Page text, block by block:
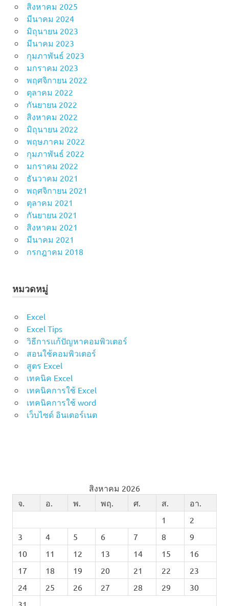
สิงหาคม 2025
มีนาคม 2024
มิถุนายน 2023
มีนาคม 2023
กุมภาพันธ์ 2023
มกราคม 2023
พฤศจิกายน 2022
ตุลาคม 2022
กันยายน 2022
สิงหาคม 2022
มิถุนายน 2022
พฤษภาคม 2022
กุมภาพันธ์ 2022
มกราคม 2022
ธันวาคม 2021
พฤศจิกายน 2021
ตุลาคม 2021
กันยายน 2021
สิงหาคม 2021
มีนาคม 2021
กรกฎาคม 2018
หมวดหมู่
Excel
Excel Tips
วิธีการแก้ปัญหาคอมพิวเตอร์
สอนใช้คอมพิวเตอร์
สูตร Excel
เทคนิค Excel
เทคนิคการใช้ Excel
เทคนิคการใช้ word
เว็บไซด์ อินเตอร์เนต
สิงหาคม 2026
จ.
อ. พ. พฤ. ศ. ส.
อา.
1
2
3
4 5 6 7 8
9
10
11 12 13 14 15
16
17
18 19 20 21 22
23
24
25 26 27 28 29
30
31